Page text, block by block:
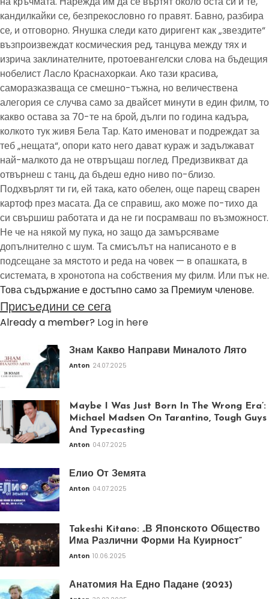
кандилкайки се, безпрекословно го правят. Бавно, разбира
се, и отговорно. Янушка следи като диригент как „звездите“
възпроизвеждат космическия ред, танцува между тях и
изрича заклинателните, протоевангелски слова на бъдещия
нобелист Ласло Краснахоркаи. Ако тази красива,
саморазказваща се смешно-тъжна, но величествена
алегория се случва само за двайсет минути в един филм, то
какво остава за 70-те на брой, дълги по година кадъра,
колкото тук живя Бела Тар. Като именоват и подреждат за
теб „нещата“, опори като него дават кураж и задължават
най-малкото да не отвръщаш поглед. Предизвикват да
отвърнеш с танц, да бъдеш едно ниво по-близо.
Подхвърлят ти ги, ей така, като обелен, още парещ сварен
картоф през масата. Да се справиш, ако може по-тихо да
си свършиш работата и да не ги посрамваш по възможност.
Не че на някой му пука, но защо да замърсяваме
допълнително с шум. Та смисълът на написаното е в
подсещане за мястото и реда на човек — в опашката, в
системата, в хронотопа на собствения му филм. Или пък не.
Това съдържание е достъпно само за Премиум членове.
Присъедини се сега
Already a member? Log in here
Знам Какво Направи Миналото Лято
Anton 24.07.2025
Maybe I Was Just Born In The Wrong Era’:
Michael Madsen On Tarantino, Tough Guys
And Typecasting
Anton 04.07.2025
Елио От Земята
Anton 04.07.2025
Takeshi Kitano: „В Японското Общество
Има Различни Форми На Куирност“
Anton 10.06.2025
Анатомия На Едно Падане (2023)